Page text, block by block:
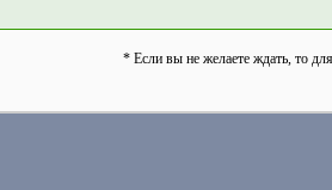
* Если вы не желаете ждать, то